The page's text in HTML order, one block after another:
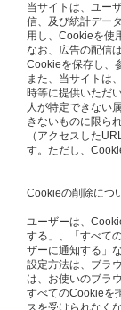
当サイトは、ユー
信、及び統計デー
用し、Cookieを使
なお、広告の配信
Cookieを保存し、
また、当サイトは
時等に提供いただ
人が特定できない
きないものに限ら
（アクセスした
す。ただし、
Cookieの削除につ
ユーザーは、
する」、「すべて
ザーに通知する」
設定方法は、ブラ
は、お使いのブラ
すべてのCookieを
スを受けられなく